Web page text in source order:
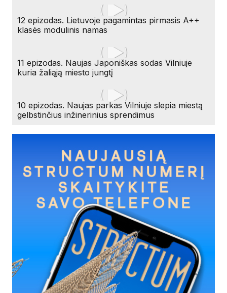
12 epizodas. Lietuvoje pagamintas pirmasis A++
klasės modulinis namas
11 epizodas. Naujas Japoniškas sodas Vilniuje
kuria žaliąją miesto jungtį
10 epizodas. Naujas parkas Vilniuje slepia miestą
gelbstinčius inžinerinius sprendimus